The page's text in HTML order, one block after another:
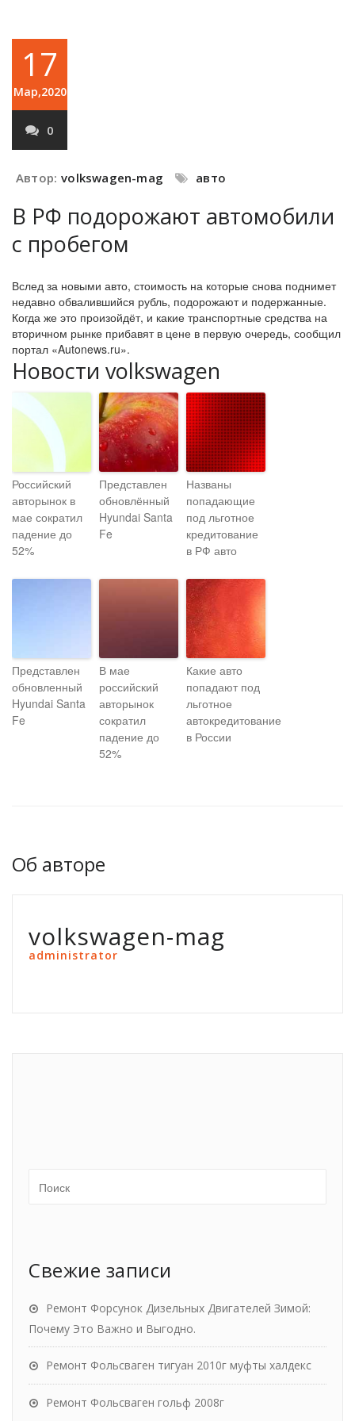
17
Мар,2020
0
Автор: volkswagen-mag авто
В РФ подорожают автомобили
с пробегом
Вслед за новыми авто, стоимость на которые снова поднимет
недавно обвалившийся рубль, подорожают и подержанные.
Когда же это произойдёт, и какие транспортные средства на
вторичном рынке прибавят в цене в первую очередь, сообщил
портал «Autonews.ru».
Новости volkswagen
Российский
авторынок в
мае сократил
падение до
52%
Представлен
обновлённый
Hyundai Santa
Fe
Названы
попадающие
под льготное
кредитование
в РФ авто
Представлен
обновленный
Hyundai Santa
Fe
В мае
российский
авторынок
сократил
падение до
52%
Какие авто
попадают под
льготное
автокредитование
в России
Об авторе
volkswagen-mag
administrator
Свежие записи
Ремонт Форсунок Дизельных Двигателей Зимой:
Почему Это Важно и Выгодно.
Ремонт Фольсваген тигуан 2010г муфты халдекс
Ремонт Фольсваген гольф 2008г